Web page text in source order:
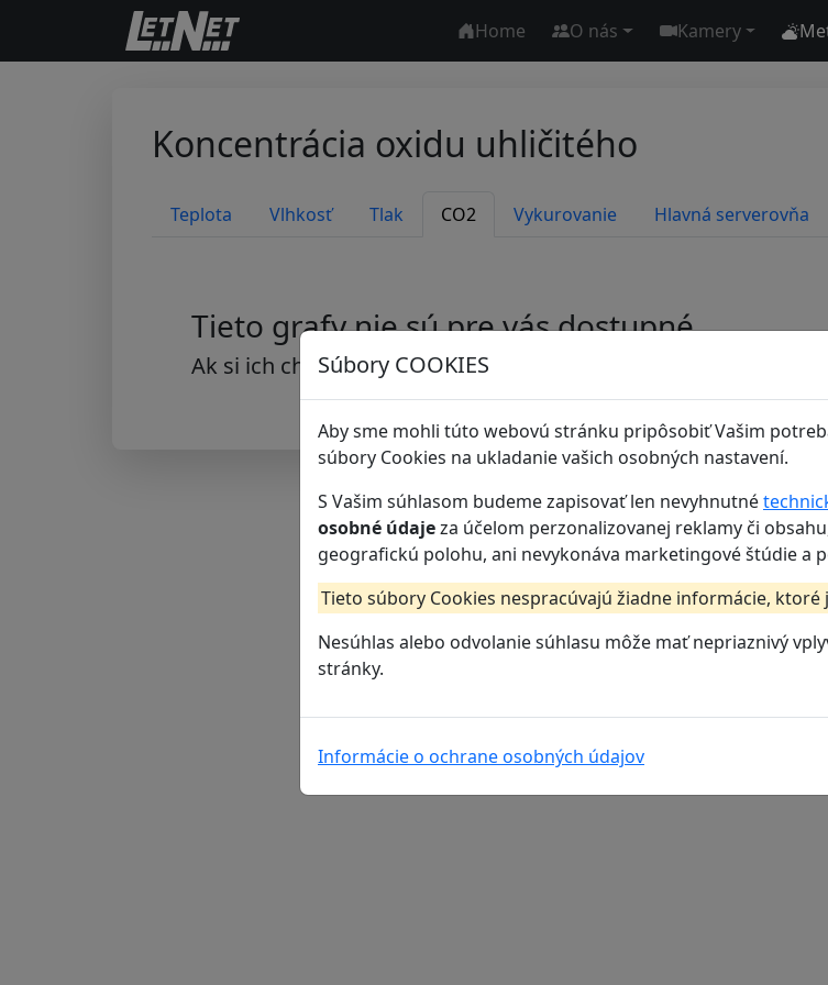
Home O nás Kamery
Súbory COOKIES
Aby sme mohli túto webovú stránku pripôsobiť Vašim
súbory Cookies na ukladanie vašich osobných nastavení.
S Vašim súhlasom budeme zapisovať len nevyhnutné
osobné údajeza účelom perzonalizovanej reklamy či
geografickú polohu, ani nevykonáva marketingové štúdie a
Tieto súbory Cookies nespracúvajú žiadne informácie,
Nesúhlas alebo odvolanie súhlasu môže mať nepriaznivý
stránky.
Informácie o ochrane osobných údajov
Koncentrácia oxidu uhličitého
Teplota Vlhkosť Tlak CO2 Vykurovanie Hlavná serverovňa
Tieto grafy nie sú pre vás dostupné.
Ak si ich chcete pozrieť, staňte sa našim členom OZ a pripojte